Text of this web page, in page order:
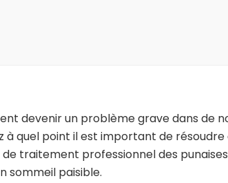
devenir un problème grave dans de
à quel point il est important de
traitement professionnel des
sommeil paisible.